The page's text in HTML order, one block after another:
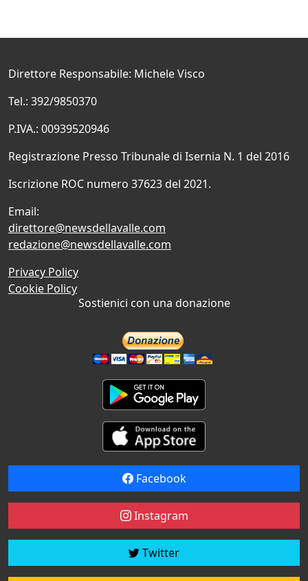
Direttore Responsabile: Michele Visco
Tel.: 392/9850370
P.IVA.: 00939520946
Registrazione Presso Tribunale di Isernia N. 1 del 2016
Iscrizione ROC numero 37623 del 2021.
Email:
direttore@newsdellavalle.com
redazione@newsdellavalle.com
Privacy Policy
Cookie Policy
Sostienici con una donazione
Facebook
Instagram
Twitter